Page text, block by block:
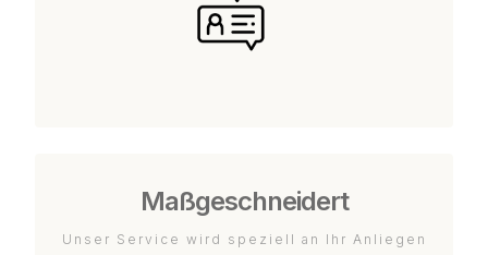
Maßgeschneidert
Unser Service wird speziell an Ihr Anliegen